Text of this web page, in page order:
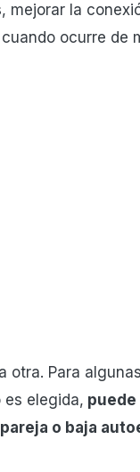
mejorar la
ocurre de
otra. Para
es elegida, puede
o baja